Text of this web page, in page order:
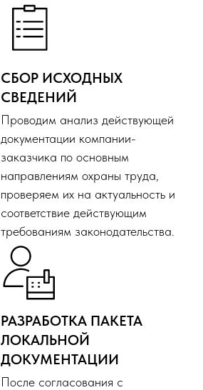
СБОР ИСХОДНЫХ
СВЕДЕНИЙ
Проводим анализ действующей
документации компании-
заказчика по основным
направлениям охраны труда,
проверяем их на актуальность и
соответствие действующим
требованиям законодательства.
РАЗРАБОТКА ПАКЕТА
ЛОКАЛЬНОЙ
ДОКУМЕНТАЦИИ
После согласования с